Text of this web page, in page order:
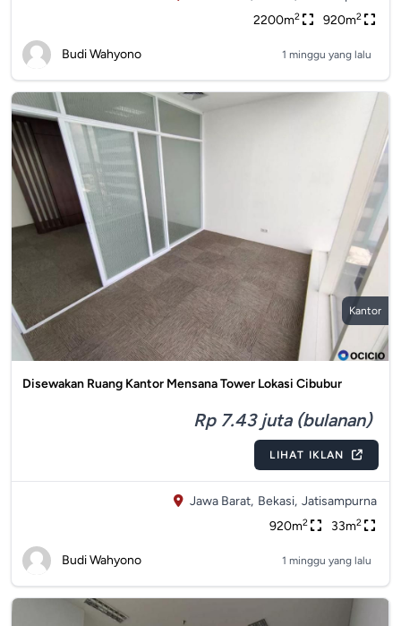
2200m2 920m2
Budi Wahyono 1 minggu yang lalu
Kantor
Disewakan Ruang Kantor Mensana Tower Lokasi Cibubur
Rp 7.43 juta (bulanan)
LIHAT IKLAN
Jawa Barat, Bekasi, Jatisampurna
920m2 33m2
Budi Wahyono 1 minggu yang lalu